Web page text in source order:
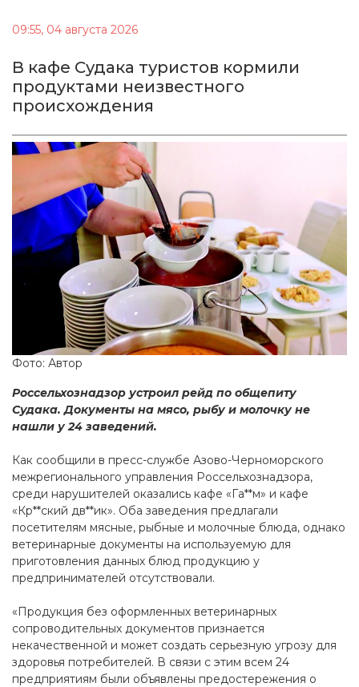
09:55, 04 августа 2026
В кафе Судака туристов кормили
продуктами неизвестного
происхождения
Фото: Автор
Россельхознадзор устроил рейд по общепиту
Судака. Документы на мясо, рыбу и молочку не
нашли у 24 заведений.
Как сообщили в пресс-службе Азово-Черноморского
межрегионального управления Россельхознадзора,
среди нарушителей оказались кафе «Га**м» и кафе
«Кр**ский дв**ик». Оба заведения предлагали
посетителям мясные, рыбные и молочные блюда, однако
ветеринарные документы на используемую для
приготовления данных блюд продукцию у
предпринимателей отсутствовали.
«Продукция без оформленных ветеринарных
сопроводительных документов признается
некачественной и может создать серьезную угрозу для
здоровья потребителей. В связи с этим всем 24
предприятиям были объявлены предостережения о